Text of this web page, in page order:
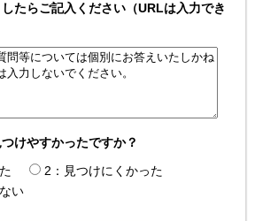
たらご記入ください（URLは入力でき
けやすかったですか？
2：見つけにくかった
い